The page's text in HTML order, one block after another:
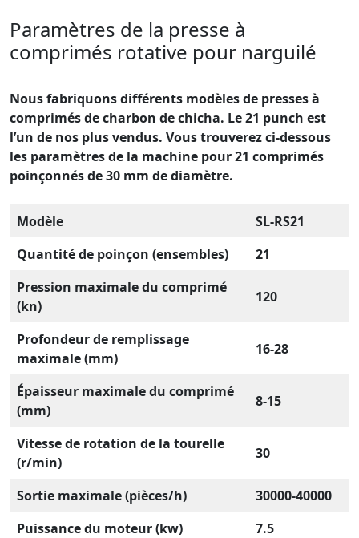
Paramètres de la presse à
comprimés rotative pour narguilé
Nous fabriquons différents modèles de presses à
comprimés de charbon de chicha. Le 21 punch est
l’un de nos plus vendus. Vous trouverez ci-dessous
les paramètres de la machine pour 21 comprimés
poinçonnés de 30 mm de diamètre.
Modèle
SL-RS21
Quantité de poinçon (ensembles)
21
Pression maximale du comprimé
(kn)
120
Profondeur de remplissage
maximale (mm)
16-28
Épaisseur maximale du comprimé
(mm)
8-15
Vitesse de rotation de la tourelle
(r/min)
30
Sortie maximale (pièces/h)
30000-40000
Puissance du moteur (kw)
7.5